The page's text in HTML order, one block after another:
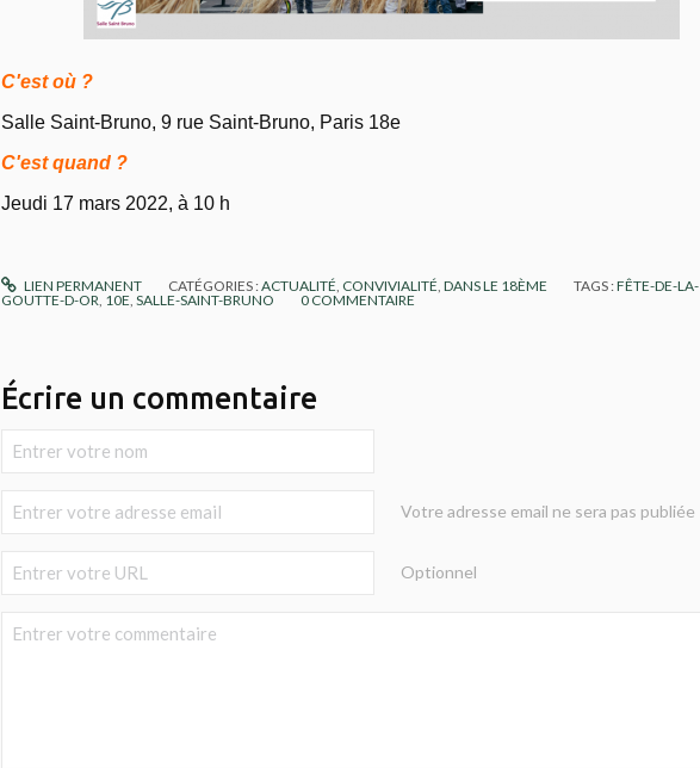
C'est où ?
Salle Saint-Bruno, 9 rue Saint-Bruno, Paris 18e
C'est quand ?
Jeudi 17 mars 2022, à 10 h
LIEN PERMANENT CATÉGORIES :ACTUALITÉ CONVIVIALITÉ ,DANS LE 18ÈME TAGS :FÊTE-DE-LA-
GOUTTE-D-OR 10E SALLE-SAINT-BRUNO 0 COMMENTAIRE
Écrire un commentaire
Votre adresse email ne sera pas publiée
Optionnel